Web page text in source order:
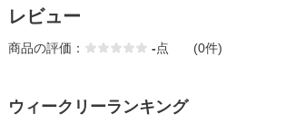
レビュー
商品の評価： -点 (0件)
ウィークリーランキング